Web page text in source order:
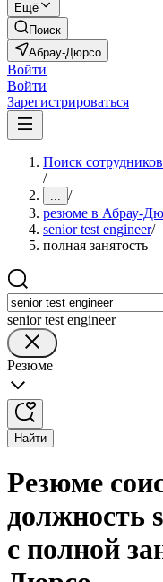
Ещё
Поиск
Абрау-Дюрсо
Войти
Войти
Зарегистрироваться
Поиск
/
... /
резюме в Абрау-
senior test engineer/
полная занятость
senior test engineer
Резюме
Найти
Резюме
должность
с полной